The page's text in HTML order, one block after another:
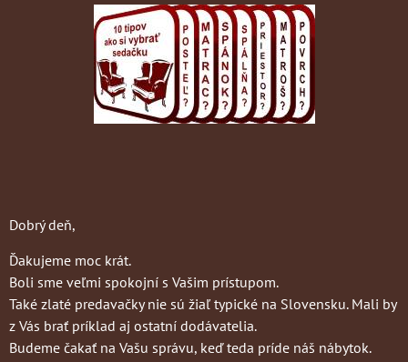
Dobrý deň,
Ďakujeme moc krát.
Boli sme veľmi spokojní s Vašim prístupom.
Také zlaté predavačky nie sú žiaľ typické na Slovensku. Mali by
z Vás brať príklad aj ostatní dodávatelia.
Budeme čakať na Vašu správu, keď teda príde náš nábytok.